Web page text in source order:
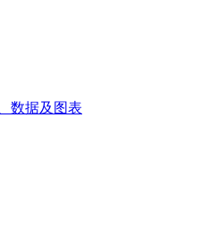
数据及图表